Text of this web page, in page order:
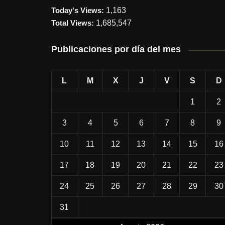
Today's Views: 1,163
Total Views: 1,685,547
Publicaciones por día del mes
L M X J V S D
1 2
3 4 5 6 7 8 9
10 11 12 13 14 15 16
17 18 19 20 21 22 23
24 25 26 27 28 29 30
31